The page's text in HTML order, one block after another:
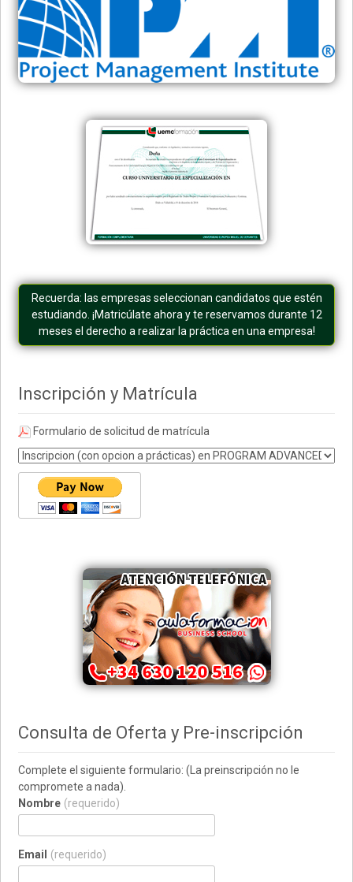
Recuerda: las empresas seleccionan candidatos que estén
estudiando. ¡Matricúlate ahora y te reservamos durante 12
meses el derecho a realizar la práctica en una empresa!
Inscripción y Matrícula
Formulario de solicitud de matrícula
Consulta de Oferta y Pre-inscripción
Complete el siguiente formulario: (La preinscripción no le
compromete a nada).
Nombre (requerido)
Email (requerido)